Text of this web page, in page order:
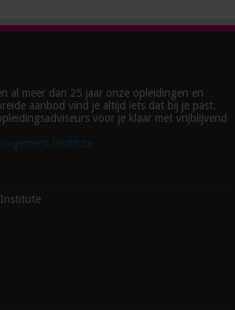
al meer dan 25 jaar onze opleidingen en
aanbod vind je altijd iets dat bij je past.
voor je klaar met vrijblijvend
Institute
Institute